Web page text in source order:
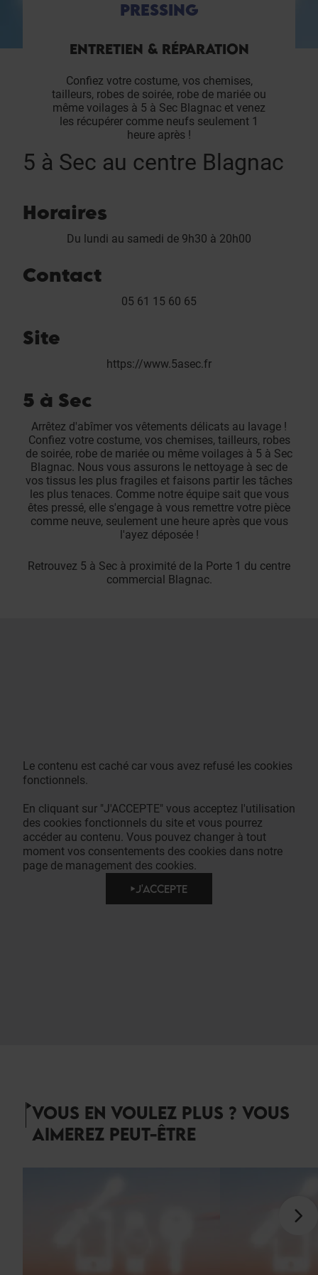
PRESSING
ENTRETIEN & RÉPARATION
Confiez votre costume, vos chemises,
tailleurs, robes de soirée, robe de mariée ou
même voilages à 5 à Sec Blagnac et venez
les récupérer comme neufs seulement 1
heure après !
5 à Sec au centre Blagnac
Horaires
Du lundi au samedi de 9h30 à 20h00
Contact
05 61 15 60 65
Site
https://www.5asec.fr
5 à Sec
Arrêtez d'abîmer vos vêtements délicats au lavage !
Confiez votre costume, vos chemises, tailleurs, robes
de soirée, robe de mariée ou même voilages à 5 à Sec
Blagnac. Nous vous assurons le nettoyage à sec de
vos tissus les plus fragiles et faisons partir les tâches
les plus tenaces. Comme notre équipe sait que vous
êtes pressé, elle s'engage à vous remettre votre pièce
comme neuve, seulement une heure après que vous
l'ayez déposée !
Retrouvez 5 à Sec à proximité de la Porte 1 du centre
commercial Blagnac.
Le contenu est caché car vous avez refusé les cookies
fonctionnels.
En cliquant sur "J'ACCEPTE" vous acceptez l'utilisation
des cookies fonctionnels du site et vous pourrez
accéder au contenu. Vous pouvez changer à tout
moment vos consentements des cookies dans notre
page de management des cookies.
J'ACCEPTE
VOUS EN VOULEZ PLUS ? VOUS
AIMEREZ PEUT-ÊTRE